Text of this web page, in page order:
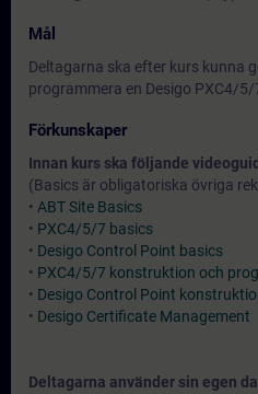
Mål
Deltagarna ska efter kurs kunna
programmera en Desigo PXC4/5/
Förkunskaper
Innan kurs ska följande
(Basics är obligatoriska övriga
• ABT Site Basics
• PXC4/5/7 basics
• Desigo Control Point basics
• PXC4/5/7 konstruktion och
• Desigo Control Point
• Desigo Certificate Management
Deltagarna använder sin egen